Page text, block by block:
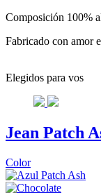
Composición 100%
Fabricado con amor
Elegidos para vos
Jean Patch
Color